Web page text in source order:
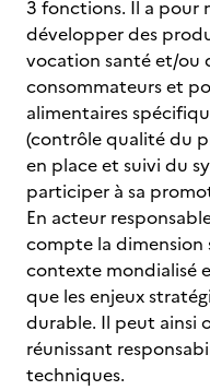
3 fonctions. Il a pour
développer des
vocation santé et/ou
consommateurs et
alimentaires
(contrôle qualité du
en place et suivi du
participer à sa
En acteur
compte la dimension
contexte mondialisé
que les enjeux
durable. Il peut ainsi
réunissant
techniques.